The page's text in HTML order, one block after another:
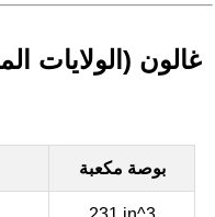
غالون (الولايات
بوصة مكعبة